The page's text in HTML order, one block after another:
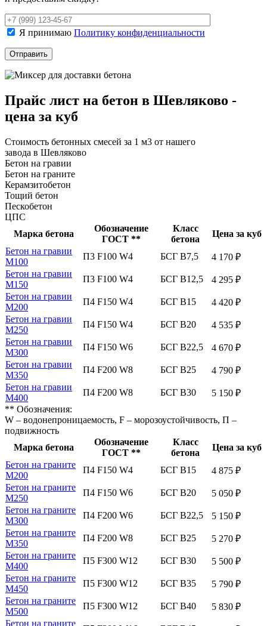
Я принимаю Политику конфиденциальности
Прайс лист на бетон в Шевляково -
цена за куб
Стоимость бетонных смесей за 1 м3 от нашего
завода в Шевляково
Бетон на гравии
Бетон на граните
Керамзитобетон
Тощий бетон
Пескобетон
ЦПС
Марка бетона
Обозначение
ГОСТ **
Класс
бетона
Цена за куб
Бетон на гравии
М100
П3 F100 W4 БСГ В7,5
4 170 ₽
Бетон на гравии
М150
П3 F100 W4 БСГ В12,5
4 295 ₽
Бетон на гравии
М200
П4 F150 W4 БСГ В15
4 420 ₽
Бетон на гравии
М250
П4 F150 W4 БСГ В20
4 535 ₽
Бетон на гравии
М300
П4 F150 W6 БСГ В22,5
4 670 ₽
Бетон на гравии
М350
П4 F200 W8 БСГ В25
4 790 ₽
Бетон на гравии
М400
П4 F200 W8 БСГ В30
5 150 ₽
** Обозначения:
W – водонепроницаемость, F – морозоустойчивость, П –
подвижность
Марка бетона
Обозначение
ГОСТ **
Класс
бетона
Цена за куб
Бетон на граните
М200
П4 F150 W4 БСГ В15
4 875 ₽
Бетон на граните
М250
П4 F150 W6 БСГ В20
5 050 ₽
Бетон на граните
М300
П4 F200 W6 БСГ В22,5
5 150 ₽
Бетон на граните
М350
П4 F200 W8 БСГ В25
5 270 ₽
Бетон на граните
М400
П5 F300 W12 БСГ В30
5 500 ₽
Бетон на граните
М450
П5 F300 W12 БСГ В35
5 790 ₽
Бетон на граните
М500
П5 F300 W12 БСГ В40
5 830 ₽
Бетон на граните